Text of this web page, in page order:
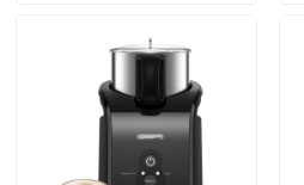
전기식 커피 분쇄기
거친 부분 커피 그라인더